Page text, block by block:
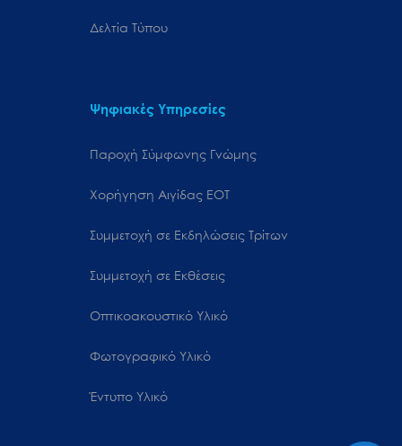
Δελτία Τύπου
Ψηφιακές Υπηρεσίες
Παροχή Σύμφωνης Γνώμης
Χορήγηση Αιγίδας ΕΟΤ
Συμμετοχή σε Εκδηλώσεις Τρίτων
Συμμετοχή σε Εκθέσεις
Οπτικοακουστικό Υλικό
Φωτογραφικό Υλικό
Έντυπο Υλικό